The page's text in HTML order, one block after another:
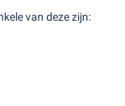
van deze zijn: